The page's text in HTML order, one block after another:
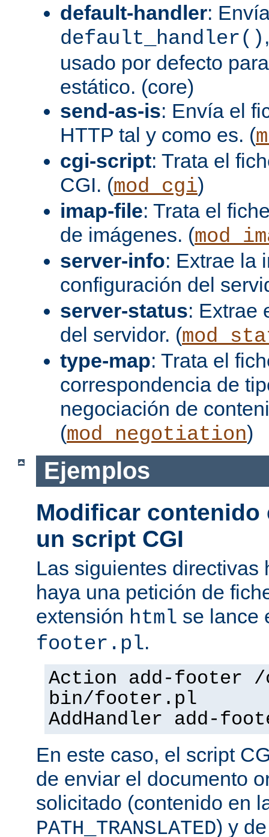
default-handler:
default_handler()
usado por defecto
estático. (core)
send-as-is: Envía el
HTTP tal y como es. (
cgi-script: Trata el
CGI. (mod_cgi)
imap-file: Trata el
de imágenes. (
server-info: Extrae la
configuración del
server-status: Extrae
del servidor. (
type-map: Trata el
correspondencia de
negociación de
(mod_negotiation)
Ejemplos
Modificar
un script CGI
Las siguientes directivas
haya una petición de
extensión html se lance
footer.pl.
Action add-footer
bin/footer.pl
AddHandler add-
En este caso, el script
de enviar el documento
solicitado (contenido en
PATH_TRANSLATED) y